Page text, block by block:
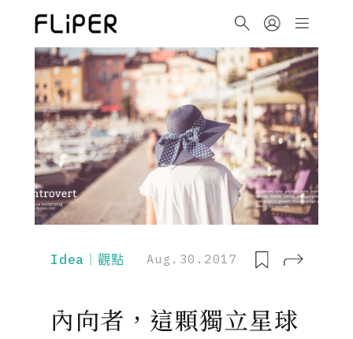
Idea｜觀點 Aug.30.2017
內向者，這顆獨立星球